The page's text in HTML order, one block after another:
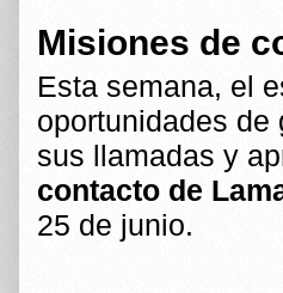
Misiones de
Esta semana, el
oportunidades de
sus llamadas y
contacto de
25 de junio.